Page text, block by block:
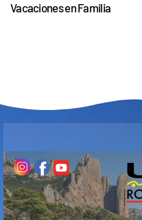
Vacaciones en Familia